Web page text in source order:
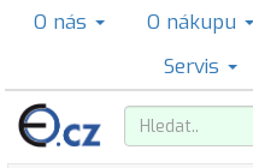
O nás O nákupu
Servis